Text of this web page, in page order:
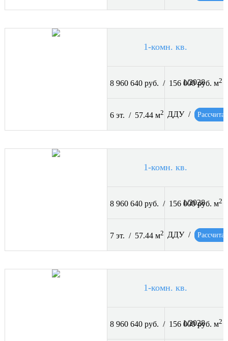
1-комн. кв.
8 960 640 руб. / 156 000 руб. м2
1/2028
6 эт. / 57.44 м2 ДДУ /
1-комн. кв.
8 960 640 руб. / 156 000 руб. м2
1/2028
7 эт. / 57.44 м2 ДДУ /
1-комн. кв.
8 960 640 руб. / 156 000 руб. м2
1/2028